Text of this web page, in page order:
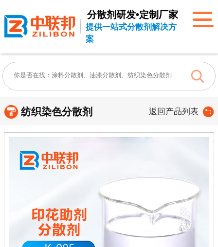
分散剂研发•定制厂家
提供一站式分散剂解决方
案
纺织染色分散剂 返回产品列表